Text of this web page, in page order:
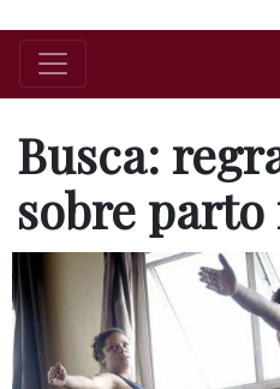
Busca:
sobre